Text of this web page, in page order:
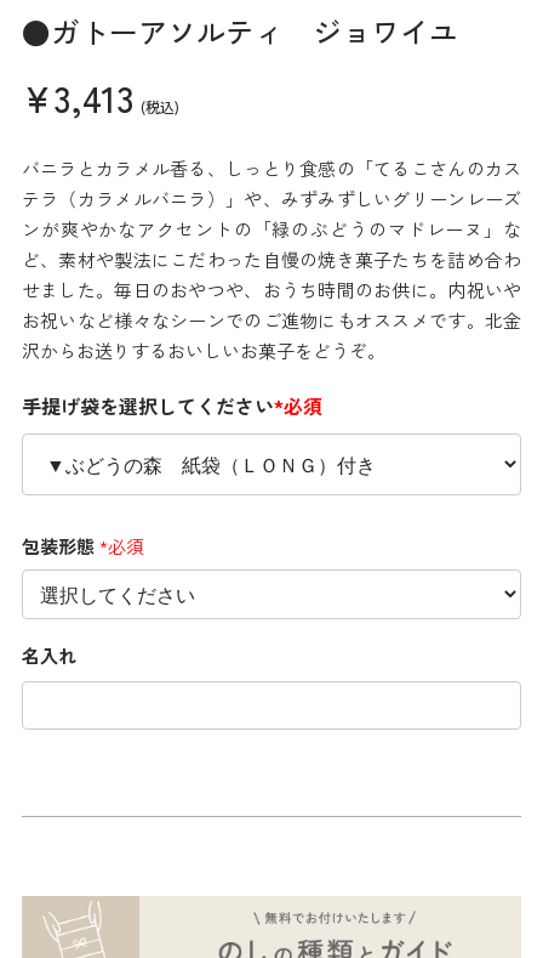
●ガトーアソルティ ジョワイユ
¥3,413 (税込)
バニラとカラメル香る、しっとり食感の「てるこさんのカス
テラ（カラメルバニラ）」や、みずみずしいグリーンレーズ
ンが爽やかなアクセントの「緑のぶどうのマドレーヌ」な
ど、素材や製法にこだわった自慢の焼き菓子たちを詰め合わ
せました。毎日のおやつや、おうち時間のお供に。内祝いや
お祝いなど様々なシーンでのご進物にもオススメです。北金
沢からお送りするおいしいお菓子をどうぞ。
手提げ袋を選択してください*必須
包装形態*必須
名入れ